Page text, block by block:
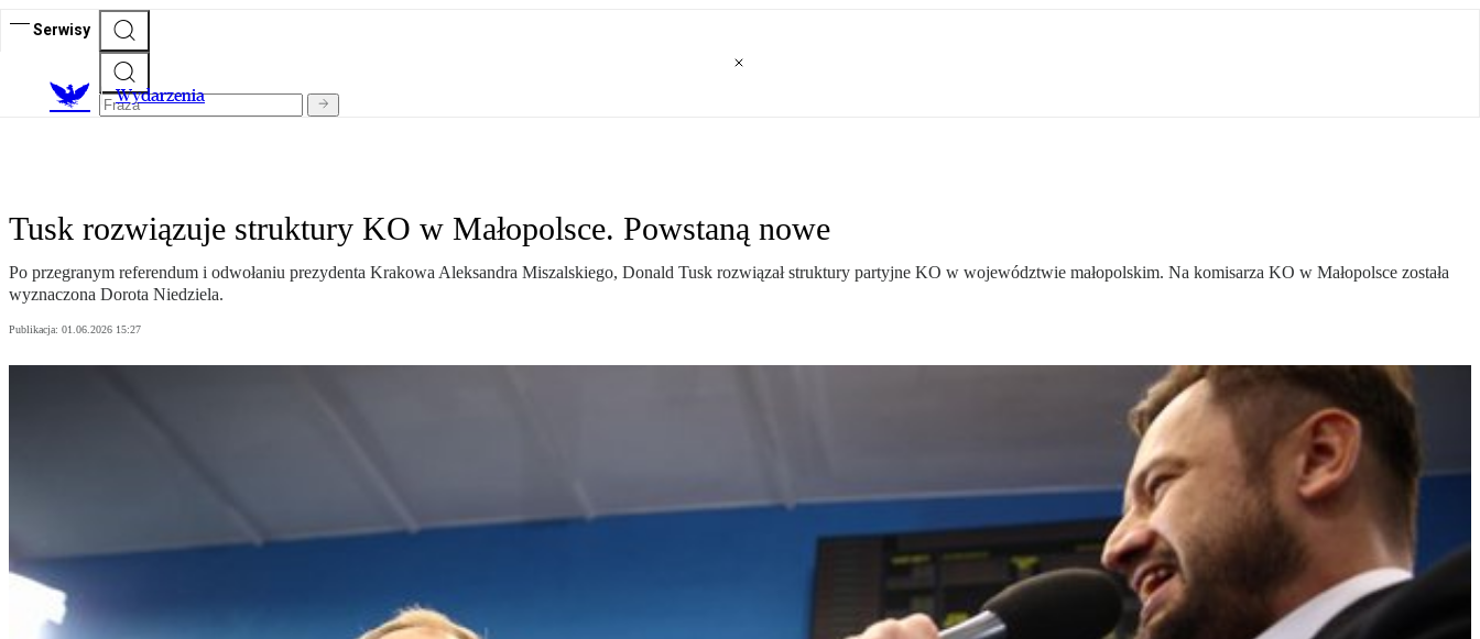
Serwisy
Wydarzenia
Tusk rozwiązuje struktury KO w Małopolsce. Powstaną nowe
Po przegranym referendum i odwołaniu prezydenta Krakowa Aleksandra Miszalskiego, Donald Tusk rozwiązał struktury partyjne KO w województwie małopolskim. Na komisarza KO w Małopolsce została
wyznaczona Dorota Niedziela.
Publikacja: 01.06.2026 15:27